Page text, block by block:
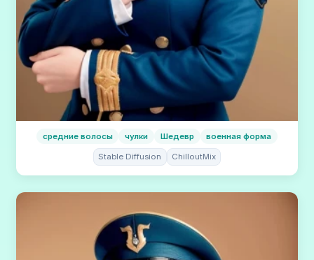
средние волосы чулки Шедевр военная форма
Stable Diffusion ChilloutMix